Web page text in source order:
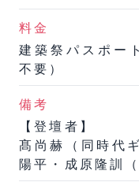
料金
建築祭パスポー
不要）
備考
【登壇者】
髙尚赫（同時代
陽平・成原隆訓